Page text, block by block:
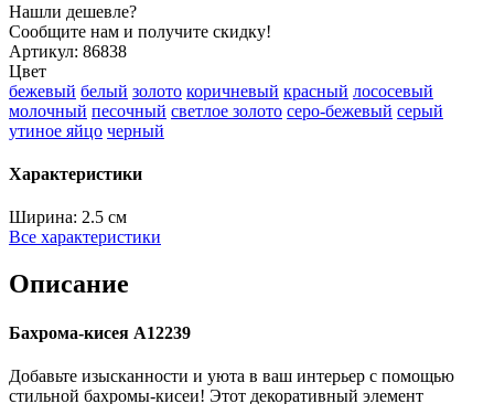
Нашли дешевле?
Сообщите нам и получите скидку!
Артикул: 86838
Цвет
бежевый белый золото коричневый красный лососевый
молочный песочный светлое золото серо-бежевый серый
утиное яйцо черный
Характеристики
Ширина: 2.5 см
Все характеристики
Описание
Бахрома-кисея A12239
Добавьте изысканности и уюта в ваш интерьер с помощью
стильной бахромы-кисеи! Этот декоративный элемент